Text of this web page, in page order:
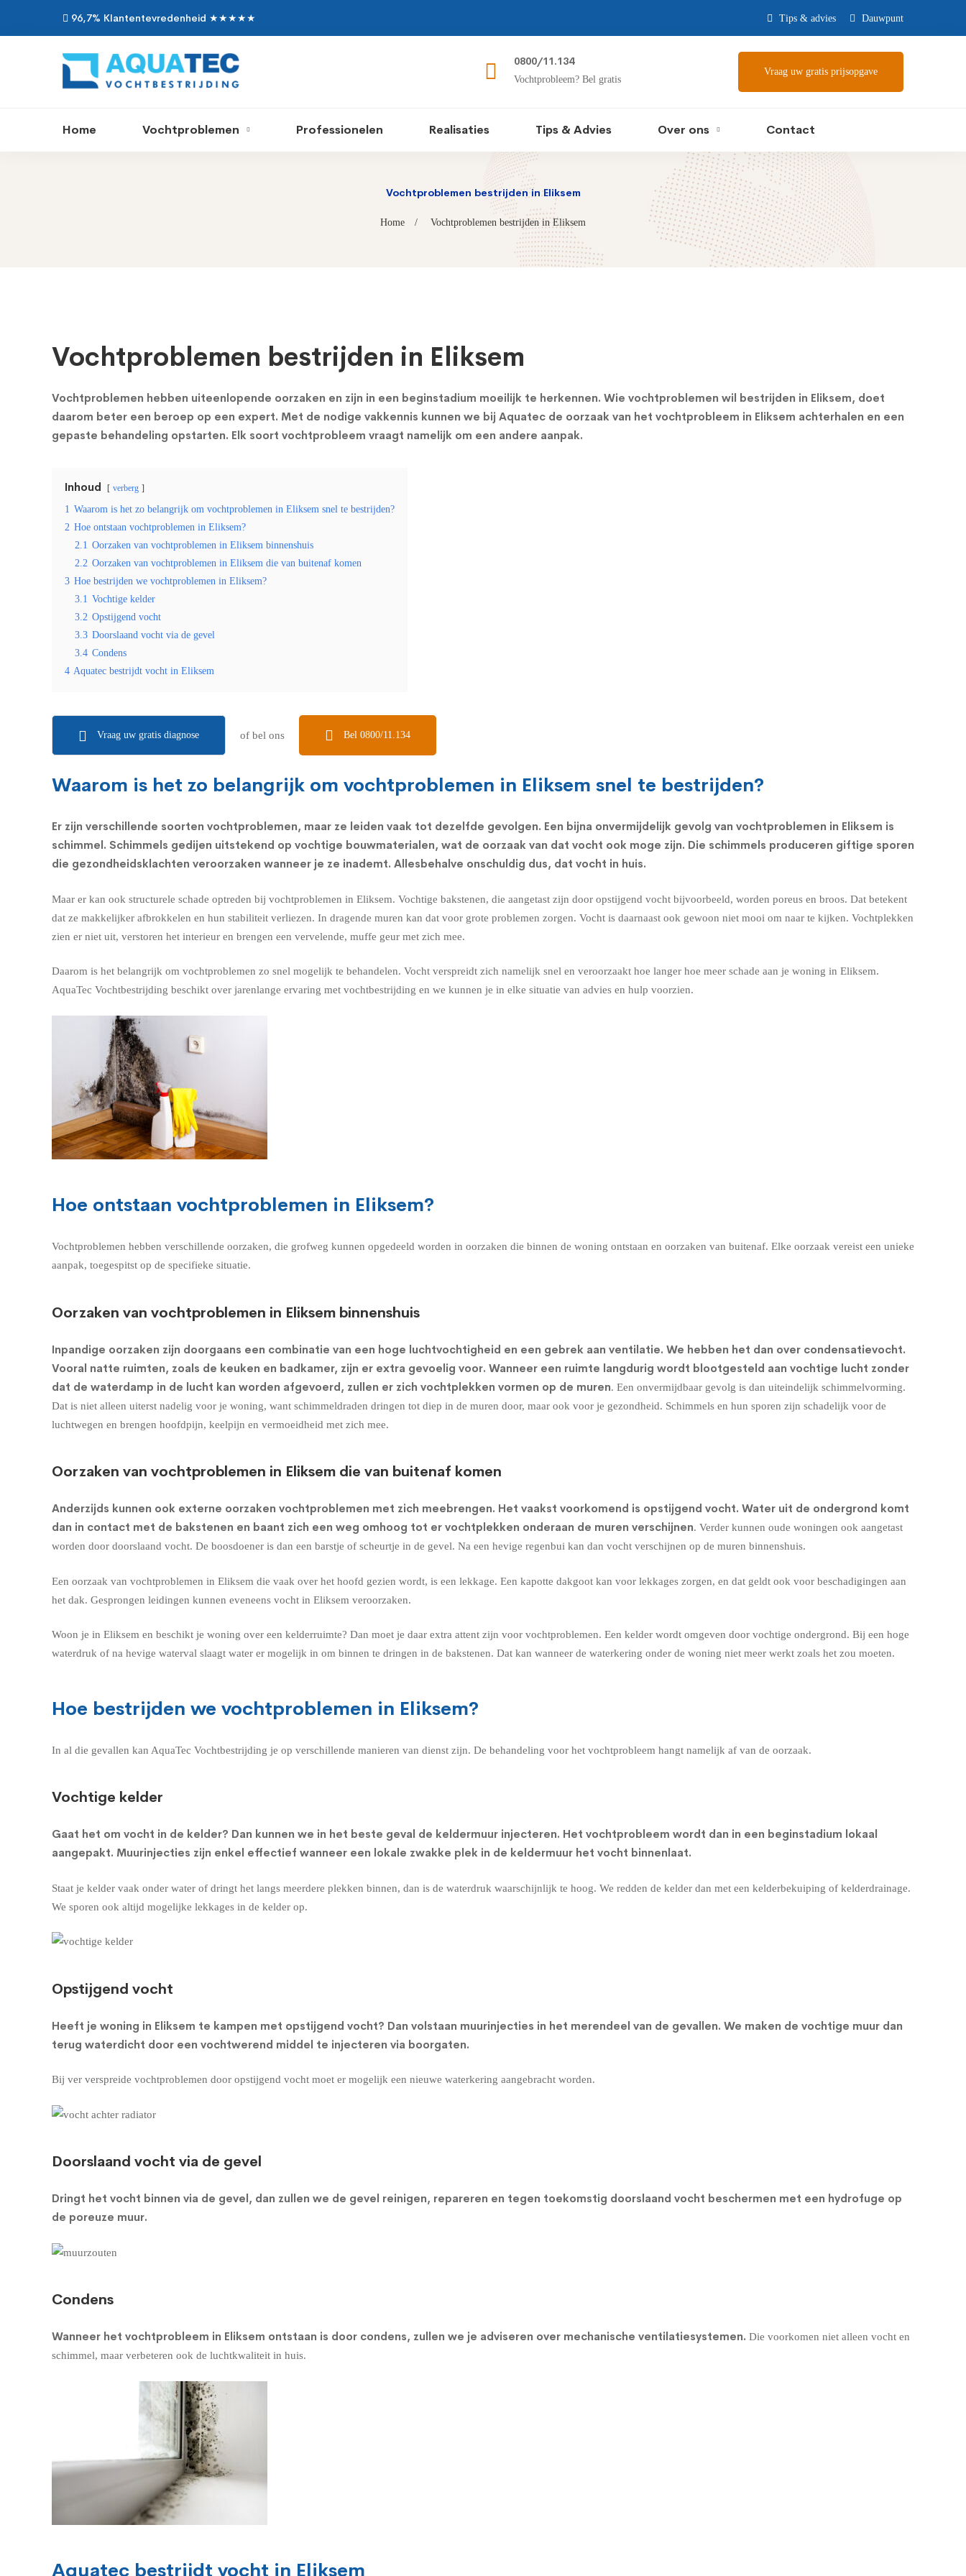
96,7% Klantentevredenheid ★★★★★ Tips & advies Dauwpunt
0800/11.134
Vochtprobleem? Bel gratis
Vraag uw gratis prijsopgave
Home Vochtproblemen Professionelen Realisaties Tips & Advies Over ons Contact
Vochtproblemen bestrijden in Eliksem
Home Vochtproblemen bestrijden in Eliksem
Vochtproblemen bestrijden in Eliksem
Vochtproblemen hebben uiteenlopende oorzaken en zijn in een beginstadium moeilijk te herkennen. Wie vochtproblemen wil bestrijden in Eliksem, doet
daarom beter een beroep op een expert. Met de nodige vakkennis kunnen we bij Aquatec de oorzaak van het vochtprobleem in Eliksem achterhalen en een
gepaste behandeling opstarten. Elk soort vochtprobleem vraagt namelijk om een andere aanpak.
Inhoud verberg
1 Waarom is het zo belangrijk om vochtproblemen in Eliksem snel te bestrijden?
2 Hoe ontstaan vochtproblemen in Eliksem?
2.1 Oorzaken van vochtproblemen in Eliksem binnenshuis
2.2 Oorzaken van vochtproblemen in Eliksem die van buitenaf komen
3 Hoe bestrijden we vochtproblemen in Eliksem?
3.1 Vochtige kelder
3.2 Opstijgend vocht
3.3 Doorslaand vocht via de gevel
3.4 Condens
4 Aquatec bestrijdt vocht in Eliksem
Vraag uw gratis diagnose of bel ons Bel 0800/11.134
Waarom is het zo belangrijk om vochtproblemen in Eliksem snel te bestrijden?
Er zijn verschillende soorten vochtproblemen, maar ze leiden vaak tot dezelfde gevolgen. Een bijna onvermijdelijk gevolg van vochtproblemen in Eliksem is
schimmel. Schimmels gedijen uitstekend op vochtige bouwmaterialen, wat de oorzaak van dat vocht ook moge zijn. Die schimmels produceren giftige sporen
die gezondheidsklachten veroorzaken wanneer je ze inademt. Allesbehalve onschuldig dus, dat vocht in huis.
Maar er kan ook structurele schade optreden bij vochtproblemen in Eliksem. Vochtige bakstenen, die aangetast zijn door opstijgend vocht bijvoorbeeld, worden poreus en broos. Dat betekent
dat ze makkelijker afbrokkelen en hun stabiliteit verliezen. In dragende muren kan dat voor grote problemen zorgen. Vocht is daarnaast ook gewoon niet mooi om naar te kijken. Vochtplekken
zien er niet uit, verstoren het interieur en brengen een vervelende, muffe geur met zich mee.
Daarom is het belangrijk om vochtproblemen zo snel mogelijk te behandelen. Vocht verspreidt zich namelijk snel en veroorzaakt hoe langer hoe meer schade aan je woning in Eliksem.
AquaTec Vochtbestrijding beschikt over jarenlange ervaring met vochtbestrijding en we kunnen je in elke situatie van advies en hulp voorzien.
Hoe ontstaan vochtproblemen in Eliksem?
Vochtproblemen hebben verschillende oorzaken, die grofweg kunnen opgedeeld worden in oorzaken die binnen de woning ontstaan en oorzaken van buitenaf. Elke oorzaak vereist een unieke
aanpak, toegespitst op de specifieke situatie.
Oorzaken van vochtproblemen in Eliksem binnenshuis
Inpandige oorzaken zijn doorgaans een combinatie van een hoge luchtvochtigheid en een gebrek aan ventilatie. We hebben het dan over condensatievocht.
Vooral natte ruimten, zoals de keuken en badkamer, zijn er extra gevoelig voor. Wanneer een ruimte langdurig wordt blootgesteld aan vochtige lucht zonder
dat de waterdamp in de lucht kan worden afgevoerd, zullen er zich vochtplekken vormen op de muren. Een onvermijdbaar gevolg is dan uiteindelijk schimmelvorming.
Dat is niet alleen uiterst nadelig voor je woning, want schimmeldraden dringen tot diep in de muren door, maar ook voor je gezondheid. Schimmels en hun sporen zijn schadelijk voor de
luchtwegen en brengen hoofdpijn, keelpijn en vermoeidheid met zich mee.
Oorzaken van vochtproblemen in Eliksem die van buitenaf komen
Anderzijds kunnen ook externe oorzaken vochtproblemen met zich meebrengen. Het vaakst voorkomend is opstijgend vocht. Water uit de ondergrond komt
dan in contact met de bakstenen en baant zich een weg omhoog tot er vochtplekken onderaan de muren verschijnen. Verder kunnen oude woningen ook aangetast
worden door doorslaand vocht. De boosdoener is dan een barstje of scheurtje in de gevel. Na een hevige regenbui kan dan vocht verschijnen op de muren binnenshuis.
Een oorzaak van vochtproblemen in Eliksem die vaak over het hoofd gezien wordt, is een lekkage. Een kapotte dakgoot kan voor lekkages zorgen, en dat geldt ook voor beschadigingen aan
het dak. Gesprongen leidingen kunnen eveneens vocht in Eliksem veroorzaken.
Woon je in Eliksem en beschikt je woning over een kelderruimte? Dan moet je daar extra attent zijn voor vochtproblemen. Een kelder wordt omgeven door vochtige ondergrond. Bij een hoge
waterdruk of na hevige waterval slaagt water er mogelijk in om binnen te dringen in de bakstenen. Dat kan wanneer de waterkering onder de woning niet meer werkt zoals het zou moeten.
Hoe bestrijden we vochtproblemen in Eliksem?
In al die gevallen kan AquaTec Vochtbestrijding je op verschillende manieren van dienst zijn. De behandeling voor het vochtprobleem hangt namelijk af van de oorzaak.
Vochtige kelder
Gaat het om vocht in de kelder? Dan kunnen we in het beste geval de keldermuur injecteren. Het vochtprobleem wordt dan in een beginstadium lokaal
aangepakt. Muurinjecties zijn enkel effectief wanneer een lokale zwakke plek in de keldermuur het vocht binnenlaat.
Staat je kelder vaak onder water of dringt het langs meerdere plekken binnen, dan is de waterdruk waarschijnlijk te hoog. We redden de kelder dan met een kelderbekuiping of kelderdrainage.
We sporen ook altijd mogelijke lekkages in de kelder op.
Opstijgend vocht
Heeft je woning in Eliksem te kampen met opstijgend vocht? Dan volstaan muurinjecties in het merendeel van de gevallen. We maken de vochtige muur dan
terug waterdicht door een vochtwerend middel te injecteren via boorgaten.
Bij ver verspreide vochtproblemen door opstijgend vocht moet er mogelijk een nieuwe waterkering aangebracht worden.
Doorslaand vocht via de gevel
Dringt het vocht binnen via de gevel, dan zullen we de gevel reinigen, repareren en tegen toekomstig doorslaand vocht beschermen met een hydrofuge op
de poreuze muur.
Condens
Wanneer het vochtprobleem in Eliksem ontstaan is door condens, zullen we je adviseren over mechanische ventilatiesystemen. Die voorkomen niet alleen vocht en
schimmel, maar verbeteren ook de luchtkwaliteit in huis.
Aquatec bestrijdt vocht in Eliksem